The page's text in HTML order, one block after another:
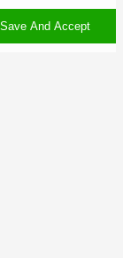
Save And Accept